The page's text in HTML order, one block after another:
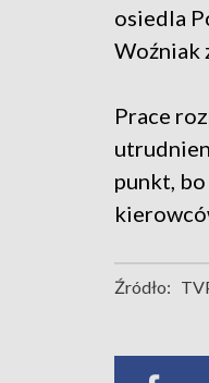
osiedla
Woźniak
Prace
punkt, bo
Źródło: